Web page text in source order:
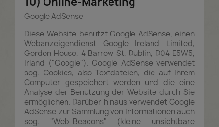
Google AdSense
Diese Website benutzt Google AdSense, einen
Webanzeigendienst Google Ireland Limited,
Gordon House, 4 Barrow St, Dublin, D04 E5W5,
Irland ("Google"). Google AdSense verwendet
sog. Cookies, also Textdateien, die auf Ihrem
Computer gespeichert werden und die eine
Analyse der Benutzung der Website durch Sie
ermöglichen. Darüber hinaus verwendet Google
AdSense zur Sammlung von Informationen auch
sog. "Web-Beacons" (kleine unsichtbare